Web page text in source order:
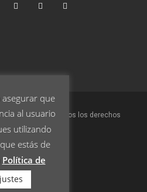
Ibáñez S.L. | Todos los derechos
Legal
de Privacidad
asegurar que
al usuario
utilizando
estás de
Política de